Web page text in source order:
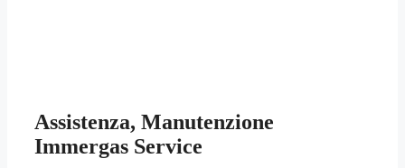
Assistenza, Manutenzione
Immergas Service